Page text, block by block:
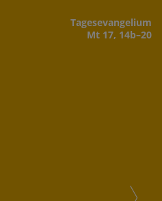
Tages­evangelium
Mt 17, 14b–20